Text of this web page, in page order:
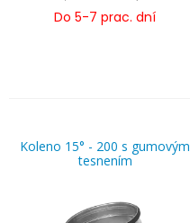
Do 5-7 prac. dní
Koleno 15° - 200 s gumovým
tesnením